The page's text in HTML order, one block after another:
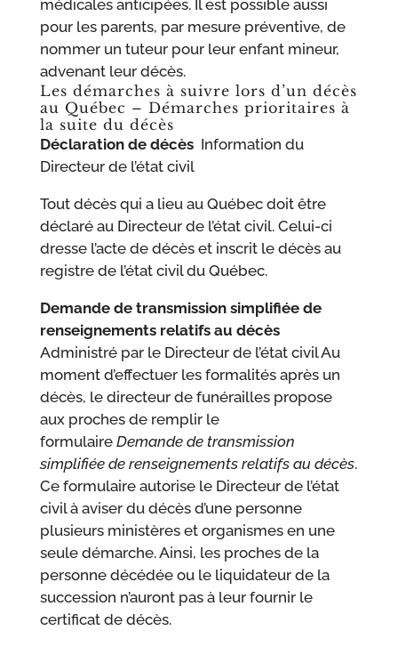
médicales anticipées. Il est possible aussi
pour les parents, par mesure préventive, de
nommer un tuteur pour leur enfant mineur,
advenant leur décès.
Les démarches à suivre lors d’un décès
au Québec – Démarches prioritaires à
la suite du décès
Déclaration de décès Information du
Directeur de l’état civil
Tout décès qui a lieu au Québec doit être
déclaré au Directeur de l’état civil. Celui-ci
dresse l’acte de décès et inscrit le décès au
registre de l’état civil du Québec.
Demande de transmission simplifiée de
renseignements relatifs au décès
Administré par le Directeur de l’état civil Au
moment d’effectuer les formalités après un
décès, le directeur de funérailles propose
aux proches de remplir le
formulaire Demande de transmission
simplifiée de renseignements relatifs au décès.
Ce formulaire autorise le Directeur de l’état
civil à aviser du décès d’une personne
plusieurs ministères et organismes en une
seule démarche. Ainsi, les proches de la
personne décédée ou le liquidateur de la
succession n’auront pas à leur fournir le
certificat de décès.